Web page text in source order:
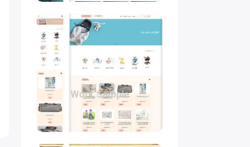
فروشگاه
آیتک
Work Sample